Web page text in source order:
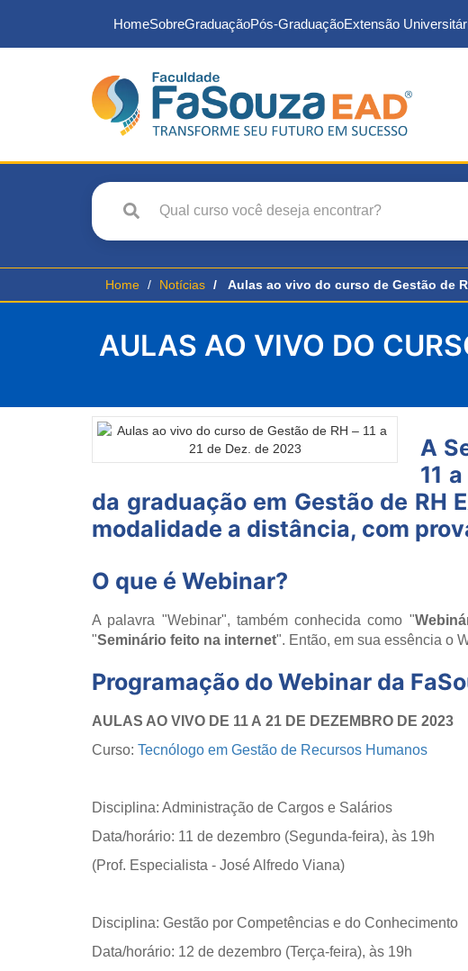
HomeSobreGraduaçãoPós-GraduaçãoExtensão
Home Notícias Aulas ao vivo do curso de Gestão de
AULAS AO VIVO DO
A
11
da graduação em Gestão de RH
modalidade a distância, com
O que é Webinar?
A palavra "Webinar", também conhecida como "
"Seminário feito na internet". Então, em sua essência o
Programação do Webinar da
AULAS AO VIVO DE 11 A 21 DE DEZEMBRO DE 2023
Curso: Tecnólogo em Gestão de Recursos Humanos
Disciplina: Administração de Cargos e Salários
Data/horário: 11 de dezembro (Segunda-feira), às 19h
(Prof. Especialista - José Alfredo Viana)
Disciplina: Gestão por Competências e do Conhecimento
Data/horário: 12 de dezembro (Terça-feira), às 19h